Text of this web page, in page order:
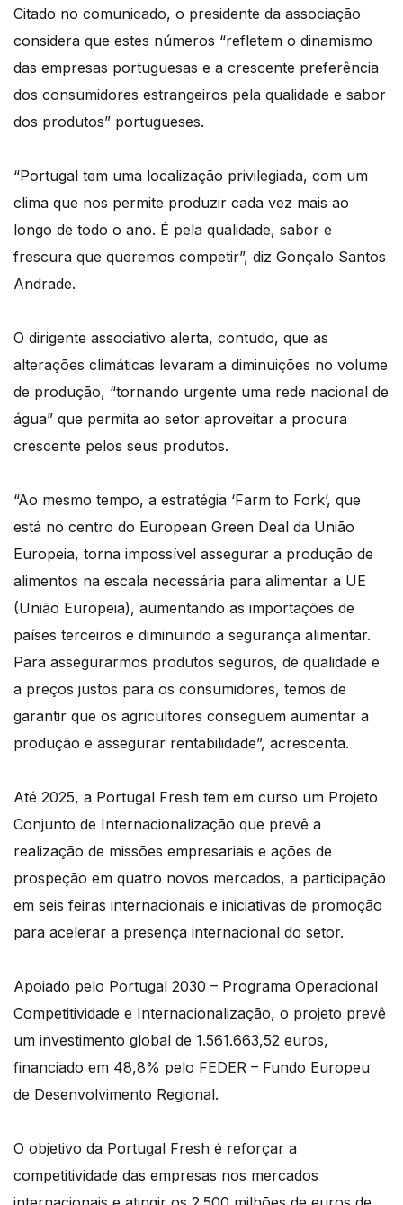
Citado no comunicado, o presidente da associação
considera que estes números “refletem o dinamismo
das empresas portuguesas e a crescente preferência
dos consumidores estrangeiros pela qualidade e sabor
dos produtos” portugueses.
“Portugal tem uma localização privilegiada, com um
clima que nos permite produzir cada vez mais ao
longo de todo o ano. É pela qualidade, sabor e
frescura que queremos competir”, diz Gonçalo Santos
Andrade.
O dirigente associativo alerta, contudo, que as
alterações climáticas levaram a diminuições no volume
de produção, “tornando urgente uma rede nacional de
água” que permita ao setor aproveitar a procura
crescente pelos seus produtos.
“Ao mesmo tempo, a estratégia ‘Farm to Fork’, que
está no centro do European Green Deal da União
Europeia, torna impossível assegurar a produção de
alimentos na escala necessária para alimentar a UE
(União Europeia), aumentando as importações de
países terceiros e diminuindo a segurança alimentar.
Para assegurarmos produtos seguros, de qualidade e
a preços justos para os consumidores, temos de
garantir que os agricultores conseguem aumentar a
produção e assegurar rentabilidade”, acrescenta.
Até 2025, a Portugal Fresh tem em curso um Projeto
Conjunto de Internacionalização que prevê a
realização de missões empresariais e ações de
prospeção em quatro novos mercados, a participação
em seis feiras internacionais e iniciativas de promoção
para acelerar a presença internacional do setor.
Apoiado pelo Portugal 2030 – Programa Operacional
Competitividade e Internacionalização, o projeto prevê
um investimento global de 1.561.663,52 euros,
financiado em 48,8% pelo FEDER – Fundo Europeu
de Desenvolvimento Regional.
O objetivo da Portugal Fresh é reforçar a
competitividade das empresas nos mercados